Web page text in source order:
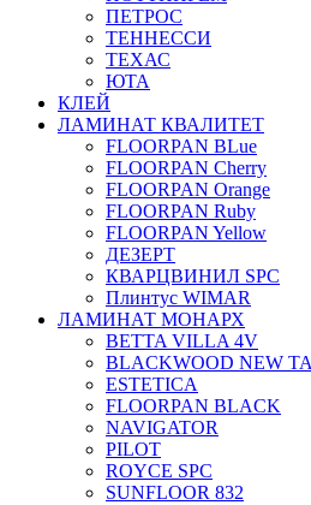
ПЕТРОС
ТЕННЕССИ
ТЕХАС
ЮТА
КЛЕЙ
ЛАМИНАТ КВАЛИТЕТ
FLOORPAN BLue
FLOORPAN Cherry
FLOORPAN Orange
FLOORPAN Ruby
FLOORPAN Yellow
ДЕЗЕРТ
КВАРЦВИНИЛ SPC
Плинтус WIMAR
ЛАМИНАТ МОНАРХ
BETTA VILLA 4V
BLACKWOOD NEW
ESTETICA
FLOORPAN BLACK
NAVIGATOR
PILOT
ROYCE SPC
SUNFLOOR 832